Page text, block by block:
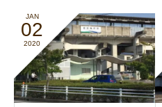
JAN
02
2020